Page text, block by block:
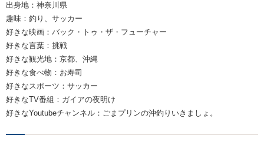
出身地：神奈川県
趣味：釣り、サッカー
好きな映画：バック・トゥ・ザ・フューチャー
好きな言葉：挑戦
好きな観光地：京都、沖縄
好きな食べ物：お寿司
好きなスポーツ：サッカー
好きなTV番組：ガイアの夜明け
好きなYoutubeチャンネル：ごまプリンの沖釣りいきましょ。